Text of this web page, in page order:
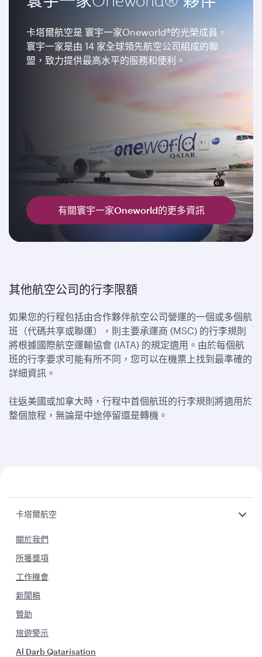
卡塔爾航空是 寰宇一家Oneworld®的光榮成員，
寰宇一家是由 14 家全球領先航空公司組成的聯
盟，致力提供最高水平的服務和便利。
有關寰宇一家Oneworld的更多資訊
其他航空公司的行李限額
如果您的行程包括由合作夥伴航空公司營運的一個或多個航
班（代碼共享或聯運），則主要承運商 (MSC) 的行李規則
將根據國際航空運輸協會 (IATA) 的規定適用。由於每個航
班的行李要求可能有所不同，您可以在機票上找到最準確的
詳細資訊。
往返美國或加拿大時，行程中首個航班的行李規則將適用於
整個旅程，無論是中途停留還是轉機。
卡塔爾航空
關於我們
所獲獎項
工作機會
新聞稿
贊助
旅遊警示
Al Darb Qatarisation